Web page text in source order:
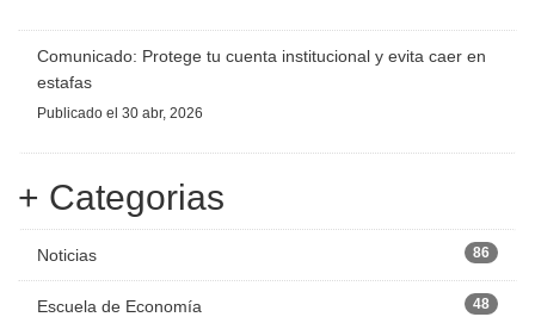
Comunicado: Protege tu cuenta institucional y evita caer en
estafas
Publicado el 30 abr, 2026
+ Categorias
Noticias 86
Escuela de Economía 48